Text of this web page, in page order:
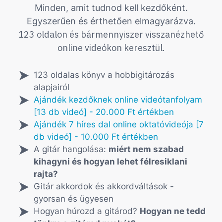
Minden, amit tudnod kell kezdőként.
Egyszerűen és érthetően elmagyarázva.
123 oldalon és bármennyiszer visszanézhető
online videókon keresztül.
123 oldalas könyv a hobbigitározás
alapjairól
Ajándék kezdőknek online videótanfolyam
[13 db videó] - 20.000 Ft értékben
Ajándék 7 híres dal online oktatóvideója [7
db videó] - 10.000 Ft értékben
A gitár hangolása: miért nem szabad
kihagyni és hogyan lehet félresiklani
rajta?
Gitár akkordok és akkordváltások -
gyorsan és ügyesen
Hogyan húrozd a gitárod? Hogyan ne tedd